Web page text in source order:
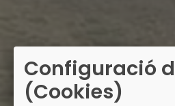
Configuració
(Cookies)